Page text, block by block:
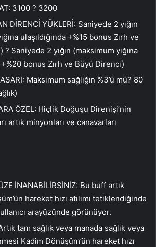
3100 ? 3200
DİRENCİ YÜKLERİ: Saniyede 2 yığın
ulaşıldığında +%15 bonus Zırh ve
Saniyede 2 yığın (maksimum yığına
+%20 bonus Zırh ve Büyü Direnci)
Maksimum sağlığın %3’ü mü? 80
ÖZEL: Hiçlik Doğuşu Direnişi’nin
artık minyonları ve canavarları
İNANABİLİRSİNİZ: Bu buff artık
hareket hızı atılımı tetiklendiğinde
arayüzünde görünüyor.
tam sağlık veya manada sağlık veya
Kadim Dönüşüm’ün hareket hızı